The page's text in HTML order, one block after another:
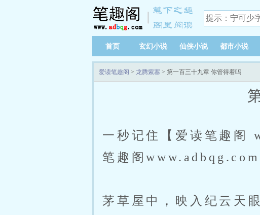
首页 玄幻小说 仙侠小说 都市小说
爱读笔趣阁 > 龙腾紫塞 > 第一百三十九章 你管得着吗
一秒记住【爱读笔趣阁
笔趣阁
茅草屋中，映入纪云天